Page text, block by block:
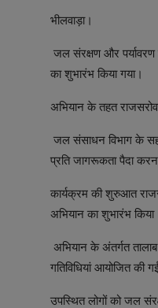
भीलवाड़ा।
जल संरक्षण और
का शुभारंभ किया गया।
अभियान के तहत
जल संसाधन विभाग के
प्रति जागरूकता पैदा
कार्यक्रम की शुरुआत
अभियान का शुभारंभ
अभियान के अंतर्गत
गतिविधियां आयोजित की
उपस्थित लोगों को जल